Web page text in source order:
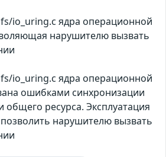
io_uring.c ядра операционной
нарушителю вызвать
io_uring.c ядра операционной
ошибками синхронизации
общего ресурса. Эксплуатация
нарушителю вызвать